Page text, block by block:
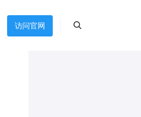
访问官网